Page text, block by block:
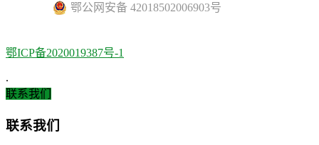
鄂公网安备 42018502006903号
鄂ICP备2020019387号-1
.
联系我们
联系我们